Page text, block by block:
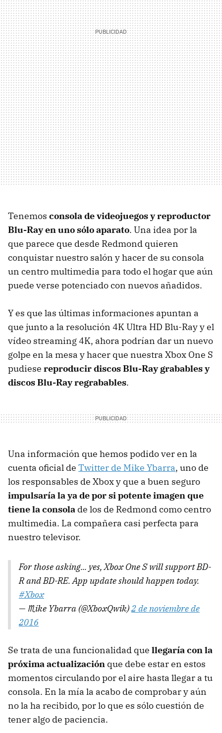
Tenemos consola de videojuegos y reproductor
Blu-Ray en uno sólo aparato. Una idea por la
que parece que desde Redmond quieren
conquistar nuestro salón y hacer de su consola
un centro multimedia para todo el hogar que aún
puede verse potenciado con nuevos añadidos.
Y es que las últimas informaciones apuntan a
que junto a la resolución 4K Ultra HD Blu-Ray y el
vídeo streaming 4K, ahora podrían dar un nuevo
golpe en la mesa y hacer que nuestra Xbox One S
pudiese reproducir discos Blu-Ray grabables y
discos Blu-Ray regrabables.
Una información que hemos podido ver en la
cuenta oficial de Twitter de Mike Ybarra, uno de
los responsables de Xbox y que a buen seguro
impulsaría la ya de por si potente imagen que
tiene la consola de los de Redmond como centro
multimedia. La compañera casi perfecta para
nuestro televisor.
For those asking... yes, Xbox One S will support BD-
R and BD-RE. App update should happen today.
#Xbox
— ♏️ike Ybarra (@XboxQwik)2 de noviembre de
2016
Se trata de una funcionalidad que llegaría con la
próxima actualización que debe estar en estos
momentos circulando por el aire hasta llegar a tu
consola. En la mía la acabo de comprobar y aún
no la ha recibido, por lo que es sólo cuestión de
tener algo de paciencia.